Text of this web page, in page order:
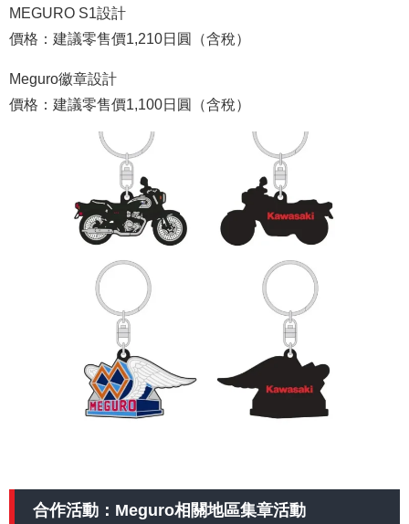
MEGURO S1設計
價格：建議零售價1,210日圓（含稅）
Meguro徽章設計
價格：建議零售價1,100日圓（含稅）
合作活動：Meguro相關地區集章活動